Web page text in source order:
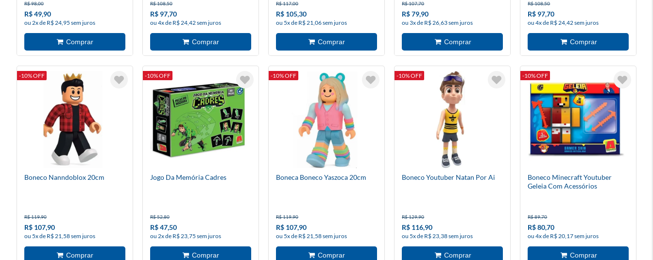
R$ 98,00
R$ 49,90
ou 2x de R$ 24,95 sem juros
R$ 108,50
R$ 97,70
ou 4x de R$ 24,42 sem juros
R$ 117,00
R$ 105,30
ou 5x de R$ 21,06 sem juros
R$ 107,70
R$ 79,90
ou 3x de R$ 26,63 sem juros
R$ 108,50
R$ 97,70
ou 4x de R$ 24,42 sem juros
-10% OFF
Boneco Nanndoblox 20cm
R$ 119,90
R$ 107,90
ou 5x de R$ 21,58 sem juros
-10% OFF
Jogo Da Memória Cadres
R$ 52,80
R$ 47,50
ou 2x de R$ 23,75 sem juros
-10% OFF
Boneca Boneco Yaszoca 20cm
R$ 119,90
R$ 107,90
ou 5x de R$ 21,58 sem juros
-10% OFF
Boneco Youtuber Natan Por Ai
R$ 129,90
R$ 116,90
ou 5x de R$ 23,38 sem juros
-10% OFF
Boneco Minecraft Youtuber
Geleia Com Acessórios
R$ 89,70
R$ 80,70
ou 4x de R$ 20,17 sem juros